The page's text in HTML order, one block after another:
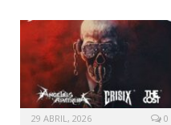
29 ABRIL, 2026 0